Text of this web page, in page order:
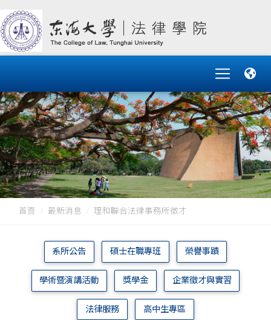
首頁 最新消息 理和聯合法律事務所徵才
系所公告 碩士在職專班 榮譽事蹟
學術暨演講活動 獎學金 企業徵才與實習
法律服務 高中生專區